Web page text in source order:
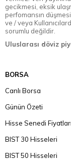
gecikmesi, eksik
perfomansın
ve / veya
sorumlu değildir.
Uluslarası döviz
BORSA
Canlı Borsa
Günün Özeti
Hisse Senedi Fiyatları
BIST 30 Hisseleri
BIST 50 Hisseleri